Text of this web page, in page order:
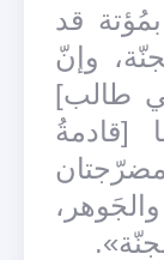
قد
وإنّ
طالب]
[قادمةُ